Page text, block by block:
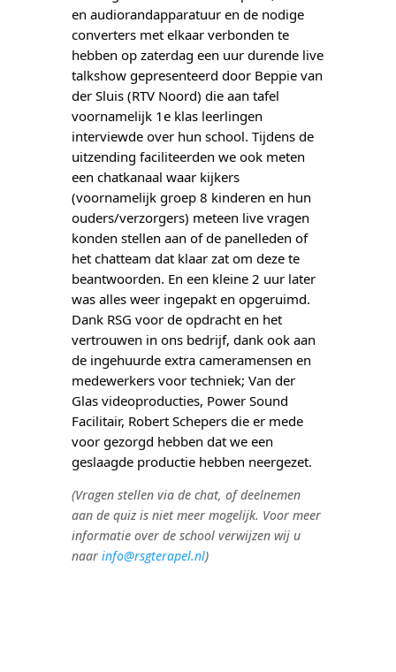
en audiorandapparatuur en de nodige
converters met elkaar verbonden te
hebben op zaterdag een uur durende live
talkshow gepresenteerd door Beppie van
der Sluis (RTV Noord) die aan tafel
voornamelijk 1e klas leerlingen
interviewde over hun school. Tijdens de
uitzending faciliteerden we ook meten
een chatkanaal waar kijkers
(voornamelijk groep 8 kinderen en hun
ouders/verzorgers) meteen live vragen
konden stellen aan of de panelleden of
het chatteam dat klaar zat om deze te
beantwoorden. En een kleine 2 uur later
was alles weer ingepakt en opgeruimd.
Dank RSG voor de opdracht en het
vertrouwen in ons bedrijf, dank ook aan
de ingehuurde extra cameramensen en
medewerkers voor techniek; Van der
Glas videoproducties, Power Sound
Facilitair, Robert Schepers die er mede
voor gezorgd hebben dat we een
geslaagde productie hebben neergezet.
(Vragen stellen via de chat, of deelnemen
aan de quiz is niet meer mogelijk. Voor meer
informatie over de school verwijzen wij u
naar info@rsgterapel.nl)